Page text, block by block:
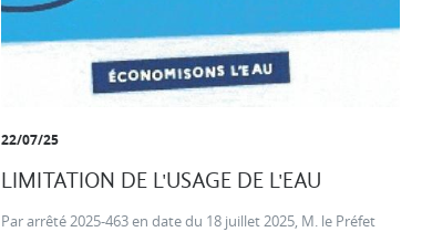
22/07/25
LIMITATION DE L'USAGE DE L'EAU
Par arrêté 2025-463 en date du 18 juillet 2025, M. le Préfet